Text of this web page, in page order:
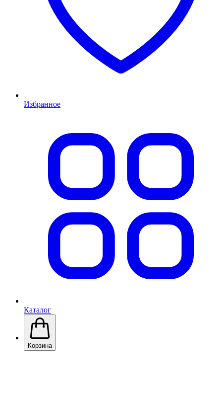
Избранное
Каталог
Корзина